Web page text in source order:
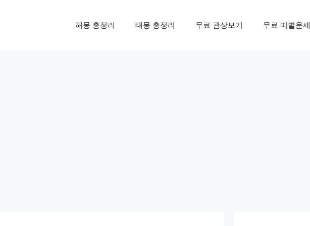
해몽 총정리 태몽 총정리 무료 관상보기 무료 띠별운세